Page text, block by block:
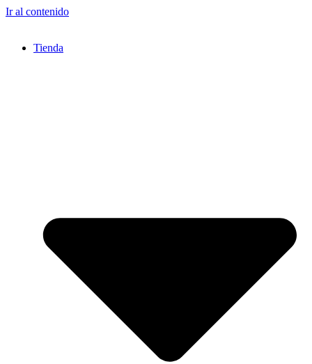
Ir al contenido
Tienda